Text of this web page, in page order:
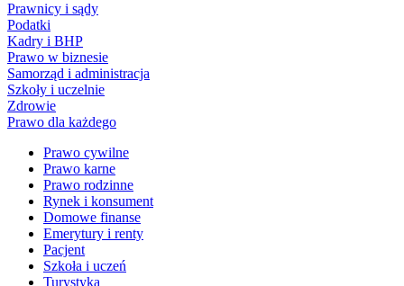
Prawnicy i sądy
Podatki
Kadry i BHP
Prawo w biznesie
Samorząd i administracja
Szkoły i uczelnie
Zdrowie
Prawo dla każdego
Prawo cywilne
Prawo karne
Prawo rodzinne
Rynek i konsument
Domowe finanse
Emerytury i renty
Pacjent
Szkoła i uczeń
Turystyka